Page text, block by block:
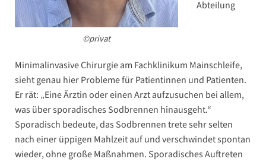
©privat
Abteilung
Minimalinvasive Chirurgie am Fachklinikum Mainschleife,
sieht genau hier Probleme für Patientinnen und Patienten.
Er rät: „Eine Ärztin oder einen Arzt aufzusuchen bei allem,
was über sporadisches Sodbrennen hinausgeht.“
Sporadisch bedeute, das Sodbrennen trete sehr selten
nach einer üppigen Mahlzeit auf und verschwindet spontan
wieder, ohne große Maßnahmen. Sporadisches Auftreten